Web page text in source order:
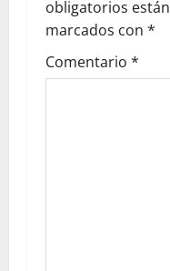
obligatorios están
marcados con *
Comentario *